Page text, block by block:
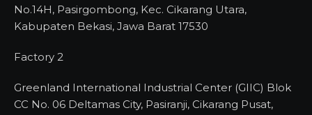
No.14H, Pasirgombong, Kec. Cikarang Utara,
Kabupaten Bekasi, Jawa Barat 17530
Factory 2
Greenland International Industrial Center (GIIC) Blok
CC No. 06 Deltamas City, Pasiranji, Cikarang Pusat,